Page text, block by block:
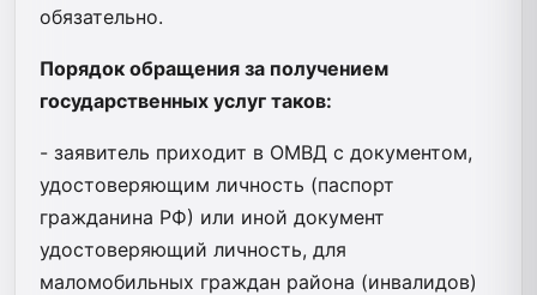
обязательно.
Порядок обращения за получением
государственных услуг таков:
- заявитель приходит в ОМВД с документом,
удостоверяющим личность (паспорт
гражданина РФ) или иной документ
удостоверяющий личность, для
маломобильных граждан района (инвалидов)